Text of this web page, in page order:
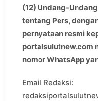
(12) Undang-
tentang Pers,
pernyataan resmi
portalsulutnew.com
nomor WhatsApp
Email Redaksi: